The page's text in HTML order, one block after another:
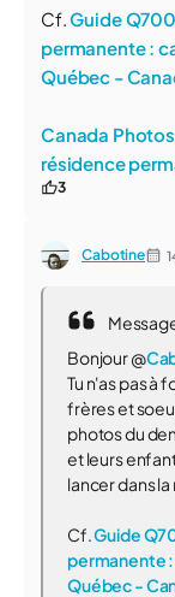
Cf.Guide
permanente :
Québec -
Canada
résidence
3
Cabotine
Bonjour @
Tu n'as pas à
frères et
photos du
et leurs
lancer dans
Cf.Guide
permanente
Québec -